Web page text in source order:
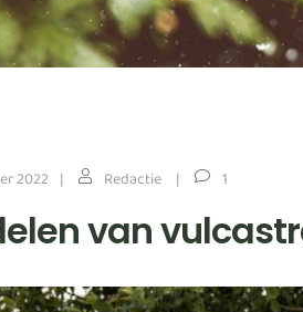
2022 Redactie 1
van